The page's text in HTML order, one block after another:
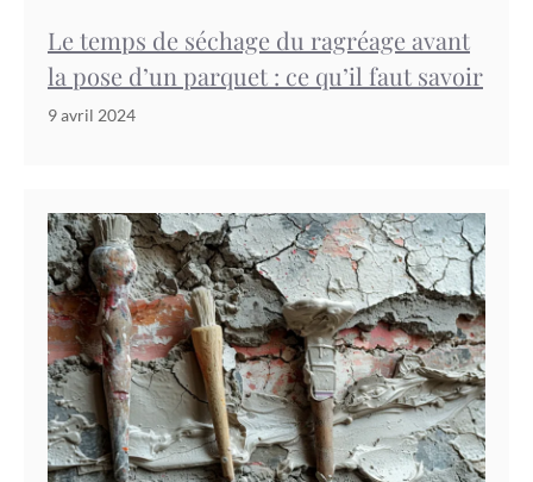
Le temps de séchage du ragréage avant
la pose d’un parquet : ce qu’il faut savoir
9 avril 2024